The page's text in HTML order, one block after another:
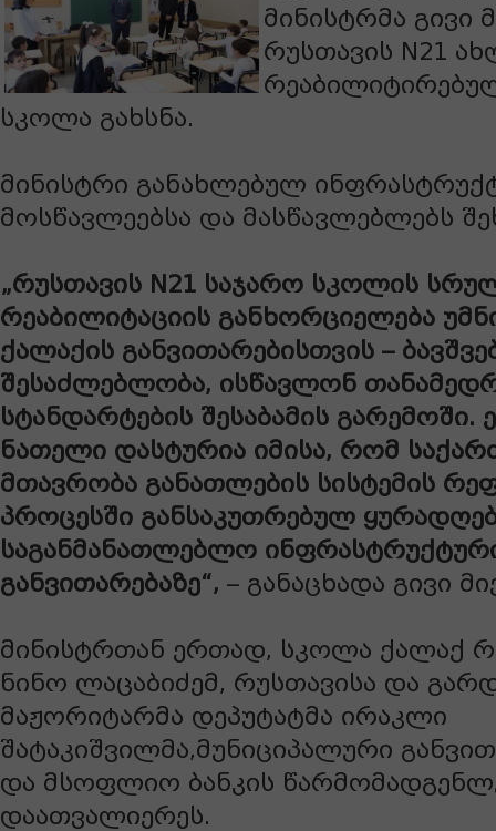
მინისტრმა გივი
რუსთავის N21
სკოლა გახსნა.
მინისტრი განახლებულ
მოსწავლეებსა და მასწავლებლებს
„რუსთავის N21 საჯარო სკოლის
რეაბილიტაციის განხორციელება
ქალაქის განვითარებისთვის –
შესაძლებლობა, ისწავლონ
სტანდარტების შესაბამის გარემოში.
ნათელი დასტურია იმისა, რომ
მთავრობა განათლების სისტემის
პროცესში განსაკუთრებულ
საგანმანათლებლო
განვითარებაზე“, – განაცხადა გივი
მინისტრთან ერთად, სკოლა ქალაქ
ნინო ლაცაბიძემ, რუსთავისა და
მაჟორიტარმა დეპუტატმა ირაკლი
შატაკიშვილმა,მუნიციპალური
და მსოფლიო ბანკის
დაათვალიერეს.